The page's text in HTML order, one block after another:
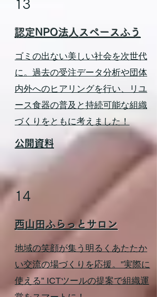
13
認定NPO法人スペースふう
ゴミの出ない美しい社会を次世代
に。過去の受注データ分析や団体
内外へのヒアリングを行い、リユ
ース食器の普及と持続可能な組織
づくりをともに考えました！
公開資料
14
西山田ふらっとサロン
地域の笑顔が集う明るくあたたか
い交流の場づくりを応援。”実際に
使える” ICTツールの提案で組織運